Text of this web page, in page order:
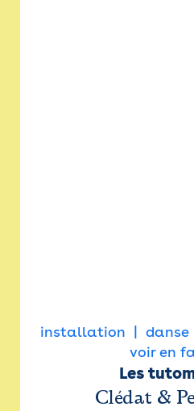
installation danse
voir en
Les
Clédat &